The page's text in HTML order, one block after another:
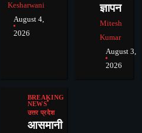
Kesharwani
August 4,
2026
ज्ञापन
Mitesh
Kumar
August 3,
2026
BREAKING
NEWS
उत्तर प्रदेश
आसमानी